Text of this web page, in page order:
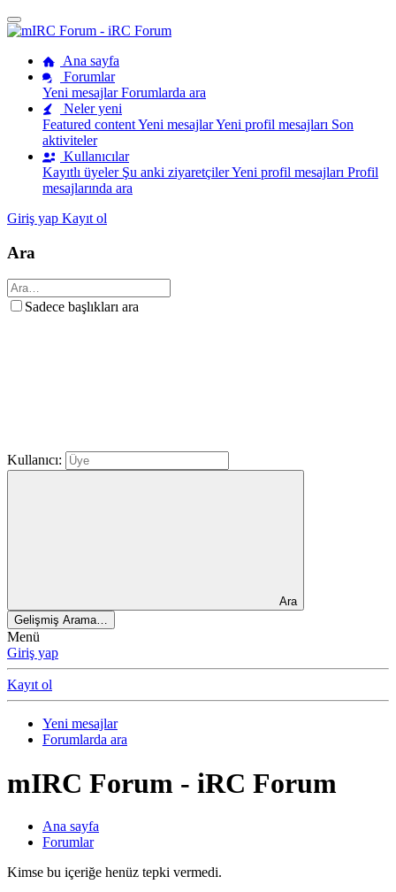
Ana sayfa
Forumlar
Yeni mesajlarForumlarda ara
Neler yeni
Featured contentYeni mesajlarYeni profil mesajları Son
aktiviteler
Kullanıcılar
Kayıtlı üyeler Şu anki ziyaretçilerYeni profil mesajları Profil
mesajlarında ara
Giriş yap Kayıt ol
Ara
Sadece başlıkları ara
Kullanıcı:
Ara
Gelişmiş Arama…
Menü
Giriş yap
Kayıt ol
Yeni mesajlar
Forumlarda ara
mIRC Forum - iRC Forum
Ana sayfa
Forumlar
Kimse bu içeriğe henüz tepki vermedi.